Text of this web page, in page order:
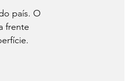
país. O
frente